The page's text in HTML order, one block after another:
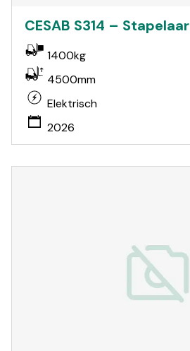
CESAB S314 – Stapelaar
1400kg
4500mm
Elektrisch
2026